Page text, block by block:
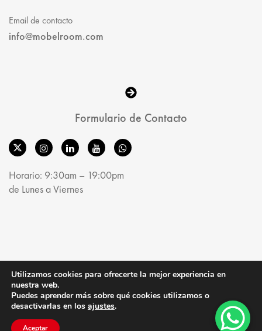
Email de contacto
info@mobelroom.com
Formulario de Contacto
Horario: 9:30am – 19:00pm
de Lunes a Viernes
© MobelRoom 2025. All Rights Reserved.
Utilizamos cookies para ofrecerte la mejor experiencia en
nuestra web.
Puedes aprender más sobre qué cookies utilizamos o
desactivarlas en los ajustes.
Aceptar